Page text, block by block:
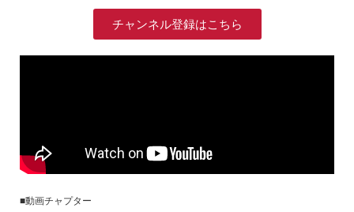
チャンネル登録はこちら
■動画チャプター